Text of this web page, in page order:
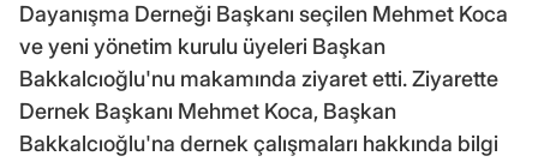
Dayanışma Derneği Başkanı seçilen Mehmet Koca
ve yeni yönetim kurulu üyeleri Başkan
Bakkalcıoğlu'nu makamında ziyaret etti. Ziyarette
Dernek Başkanı Mehmet Koca, Başkan
Bakkalcıoğlu'na dernek çalışmaları hakkında bilgi